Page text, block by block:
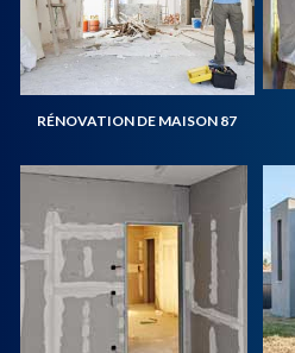
RÉNOVATION DE MAISON 87